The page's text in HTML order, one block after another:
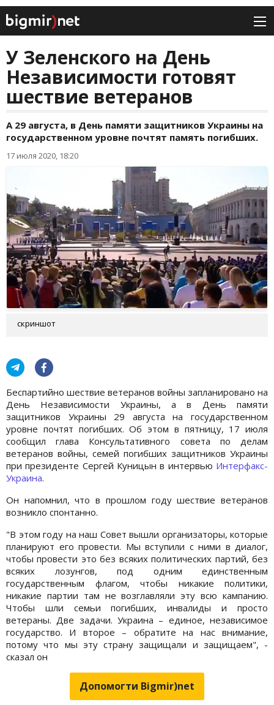
У Зеленского на День
Независимости готовят
шествие ветеранов
А 29 августа, в День памяти защитников Украины на
государственном уровне почтят память погибших.
17 июля 2020, 18:20
скриншот
Беспартийно шествие ветеранов войны запланировано на
День Независимости Украины, а в День памяти
защитников Украины 29 августа на государственном
уровне почтят погибших. Об этом в пятницу, 17 июля
сообщил глава Консультативного совета по делам
ветеранов войны, семей погибших защитников Украины
при президенте Сергей Куницын в интервью Интерфакс-
Украина.
Он напомнил, что в прошлом году шествие ветеранов
возникло спонтанно.
"В этом году на наш Совет вышли организаторы, которые
планируют его провести. Мы вступили с ними в диалог,
чтобы провести это без всяких политических партий, без
всяких лозунгов, под одним единственным
государственным флагом, чтобы никакие политики,
никакие партии там не возглавляли эту всю кампанию.
Чтобы шли семьи погибших, инвалиды и просто
ветераны. Две задачи. Украина – единое, независимое
государство. И второе – обратите на нас внимание,
потому что мы эту страну защищали и защищаем", -
сказал он
Допомогти Bigmir)net